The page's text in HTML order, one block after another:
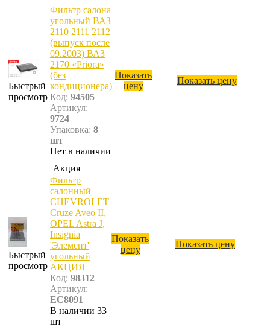
Быстрый
просмотр
Фильтр салона
угольный ВАЗ
2110 2111 2112
(выпуск после
09.2003) ВАЗ
2170 «Priora»
(без
кондиционера)
Код: 94505
Артикул:
9724
Упаковка: 8
шт
Нет в наличии
Показать
цену
Показать цену
Быстрый
просмотр
Акция
Фильтр
салонный
CHEVROLET
Cruze Aveo II,
OPEL Astra J,
Insignia
'Элемент'
угольный
АКЦИЯ
Код: 98312
Артикул:
EC8091
В наличии 33
шт
Показать
цену
Показать цену